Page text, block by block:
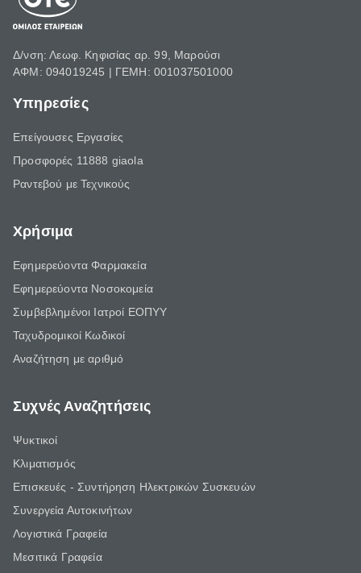
Δ/νση: Λεωφ. Κηφισίας αρ. 99, Μαρούσι
ΑΦΜ: 094019245 | ΓΕΜΗ: 001037501000
Υπηρεσίες
Επείγουσες Εργασίες
Προσφορές 11888 giaola
Ραντεβού με Τεχνικούς
Χρήσιμα
Εφημερεύοντα Φαρμακεία
Εφημερεύοντα Νοσοκομεία
Συμβεβλημένοι Ιατροί ΕΟΠΥΥ
Ταχυδρομικοί Κωδικοί
Αναζήτηση με αριθμό
Συχνές Αναζητήσεις
Ψυκτικοί
Κλιματισμός
Επισκευές - Συντήρηση Ηλεκτρικών Συσκευών
Συνεργεία Αυτοκινήτων
Λογιστικά Γραφεία
Μεσιτικά Γραφεία